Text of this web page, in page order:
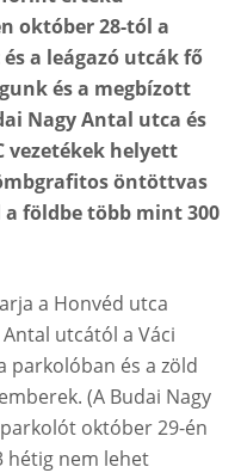
október 28-tól a
a leágazó utcák fő
és a megbízott
Nagy Antal utca és
vezetékek helyett
öntöttvas
a földbe több mint 300
a Honvéd utca
utcától a Váci
parkolóban és a zöld
(A Budai Nagy
október 29-én
hétig nem lehet